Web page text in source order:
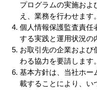
プログラムの実施およ
え、業務を行わせます。
個人情報保護監査責任
する実践と運用状況の
お取引先の企業および
わる協力を要請します。
基本方針は、当社ホー
載することにより、い